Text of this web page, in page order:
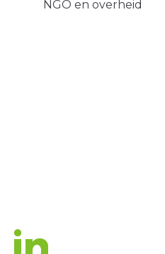
NGO en overheid